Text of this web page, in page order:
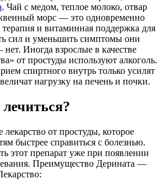
. Чай с медом, теплое молоко, отвар
морс — это одновременно
и витаминная поддержка для
сил и уменьшить симптомы они
Иногда взрослые в качестве
от простуды используют алкоголь.
спиртного внутрь только усилят
нагрузку на печень и почки.
от простуды, которое
быстрее справиться с болезнью.
этот препарат уже при появлении
Преимущество Дерината —